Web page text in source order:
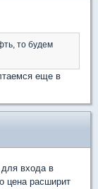
то будем
еще в
входа в
цена расширит